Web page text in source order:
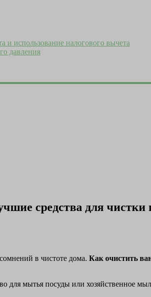
и использование налогового вычета
давления
средства для чистки
в чистоте дома. Как очистить
для мытья посуды или хозяйственное